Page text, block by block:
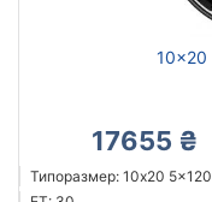
10x20
17655 ₴
Типоразмер: 10x20 5x120